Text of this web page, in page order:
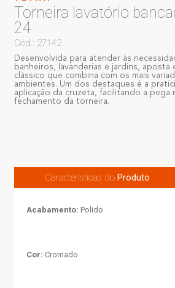
Torneira lavatório
24
Cód.: 27142
Desenvolvida para atender às
banheiros, lavanderias e jardins, aposta
clássico que combina com os mais
ambientes. Um dos destaques é a
aplicação da cruzeta, facilitando a pega
fechamento da torneira.
Características doProduto
Acabamento: Polido
Cor: Cromado